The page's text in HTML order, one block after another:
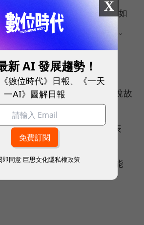
，就會成為熱搜。但例如「如
，一年四季都是熱門搜尋詞。
事成為重點
，主要希望落實「用數據說故
時推動資料新聞學的發展。
數據編輯Simon Rogers表
介面設計也是這項計畫的重
力加強行動裝置說故事的能
X
新 AI 發展趨勢！
數位時代》日報、《一天
一AI》圖解日報
即同意 巨思文化隱私權政策